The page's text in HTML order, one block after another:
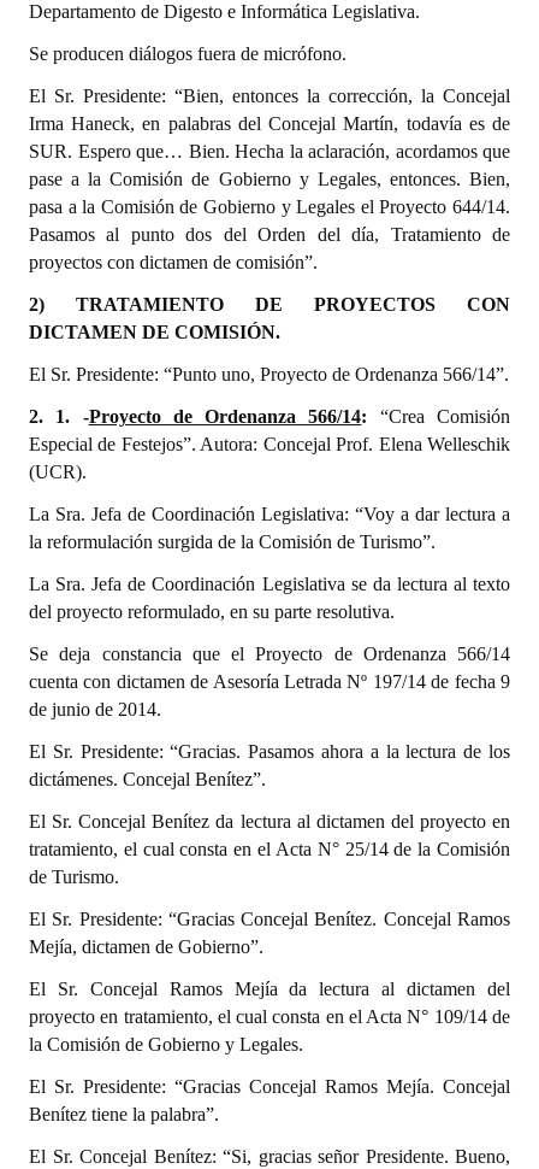
Departamento de Digesto e Informática Legislativa.
Se producen diálogos fuera de micrófono.
El Sr. Presidente: “Bien, entonces la corrección, la Concejal
Irma Haneck, en palabras del Concejal Martín, todavía es de
SUR. Espero que… Bien. Hecha la aclaración, acordamos que
pase a la Comisión de Gobierno y Legales, entonces. Bien,
pasa a la Comisión de Gobierno y Legales el Proyecto 644/14.
Pasamos al punto dos del Orden del día, Tratamiento de
proyectos con dictamen de comisión”.
2) TRATAMIENTO DE PROYECTOS CON
DICTAMEN DE COMISIÓN.
El Sr. Presidente: “Punto uno, Proyecto de Ordenanza 566/14”.
2. 1. -Proyecto de Ordenanza 566/14: “Crea Comisión
Especial de Festejos”. Autora: Concejal Prof. Elena Welleschik
(UCR).
La Sra. Jefa de Coordinación Legislativa: “Voy a dar lectura a
la reformulación surgida de la Comisión de Turismo”.
La Sra. Jefa de Coordinación Legislativa se da lectura al texto
del proyecto reformulado, en su parte resolutiva.
Se deja constancia que el Proyecto de Ordenanza 566/14
cuenta con dictamen de Asesoría Letrada Nº 197/14 de fecha 9
de junio de 2014.
El Sr. Presidente: “Gracias. Pasamos ahora a la lectura de los
dictámenes. Concejal Benítez”.
El Sr. Concejal Benítez da lectura al dictamen del proyecto en
tratamiento, el cual consta en el Acta N° 25/14 de la Comisión
de Turismo.
El Sr. Presidente: “Gracias Concejal Benítez. Concejal Ramos
Mejía, dictamen de Gobierno”.
El Sr. Concejal Ramos Mejía da lectura al dictamen del
proyecto en tratamiento, el cual consta en el Acta N° 109/14 de
la Comisión de Gobierno y Legales.
El Sr. Presidente: “Gracias Concejal Ramos Mejía. Concejal
Benítez tiene la palabra”.
El Sr. Concejal Benítez: “Si, gracias señor Presidente. Bueno,